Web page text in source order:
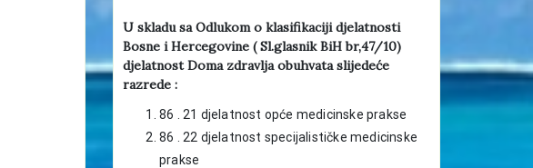
U skladu sa Odlukom o klasifikaciji djelatnosti
Bosne i Hercegovine ( Sl.glasnik BiH br,47/10)
djelatnost Doma zdravlja obuhvata slijedeće
razrede :
86 . 21 djelatnost opće medicinske prakse
86 . 22 djelatnost specijalističke medicinske
prakse